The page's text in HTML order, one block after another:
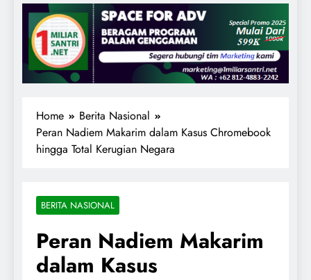
Home
Berita Nasional
Peran Nadiem Makarim dalam Kasus Chromebook
hingga Total Kerugian Negara
BERITA NASIONAL
Peran Nadiem Makarim
dalam Kasus